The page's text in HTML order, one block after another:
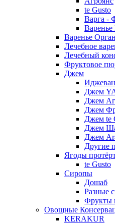
te Gusto
Варга -
Варенье
Варенье
Лечебное
Лечебный
Фруктовое
Джем
Иджеван
Джем
Джем
Джем
Джем te
Джем
Джем
Другие
Ягоды
te Gusto
Сиропы
Дошаб
Разные
Фрукты
Овощные
KERAKUR